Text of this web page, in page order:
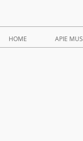
HOME APIE MUS